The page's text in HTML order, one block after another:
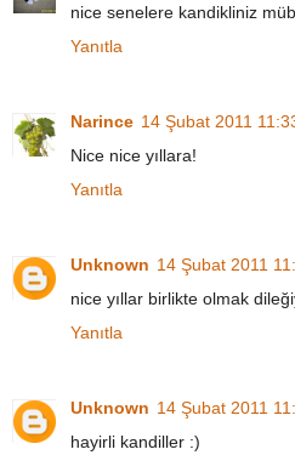
nice senelere kandikliniz
Yanıtla
Narince 14 Şubat 2011
Nice nice yıllara!
Yanıtla
Unknown 14 Şubat 2011
nice yıllar birlikte olmak
Yanıtla
Unknown 14 Şubat 2011
hayirli kandiller :)